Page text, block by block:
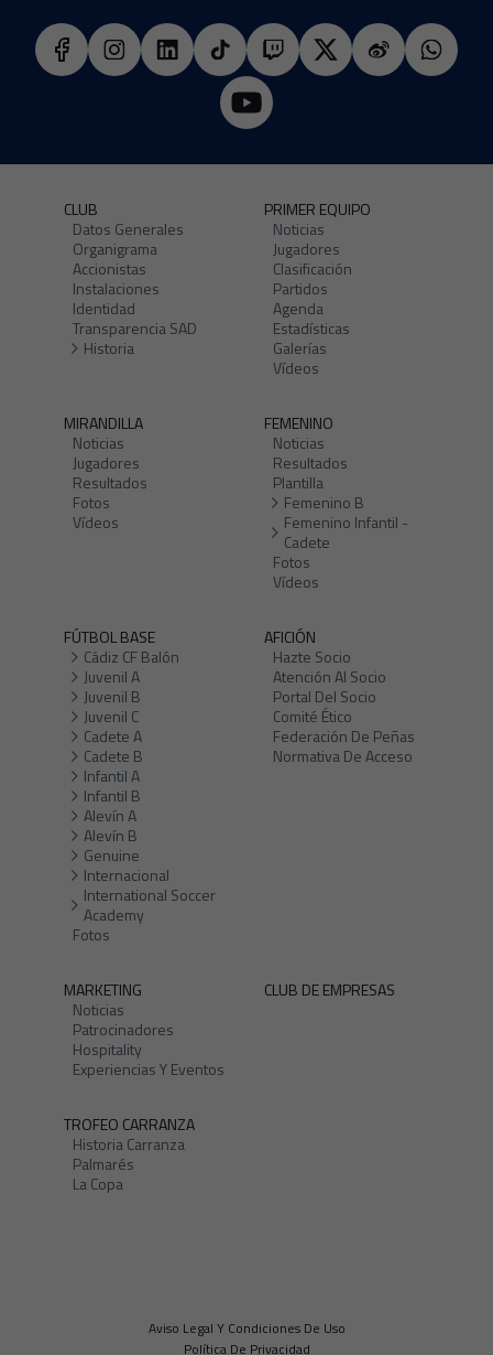
CLUB
Datos Generales
Organigrama
Accionistas
Instalaciones
Identidad
Transparencia SAD
Historia
PRIMER EQUIPO
Noticias
Jugadores
Clasificación
Partidos
Agenda
Estadísticas
Galerías
Vídeos
MIRANDILLA
Noticias
Jugadores
Resultados
Fotos
Vídeos
FEMENINO
Noticias
Resultados
Plantilla
Femenino B
Femenino Infantil -
Cadete
Fotos
Vídeos
FÚTBOL BASE
Cádiz CF Balón
Juvenil A
Juvenil B
Juvenil C
Cadete A
Cadete B
Infantil A
Infantil B
Alevín A
Alevín B
Genuine
Internacional
International Soccer
Academy
Fotos
AFICIÓN
Hazte Socio
Atención Al Socio
Portal Del Socio
Comité Ético
Federación De Peñas
Normativa De Acceso
MARKETING
Noticias
Patrocinadores
Hospitality
Experiencias Y Eventos
CLUB DE EMPRESAS
TROFEO CARRANZA
Historia Carranza
Palmarés
La Copa
Aviso Legal Y Condiciones De Uso
Política De Privacidad